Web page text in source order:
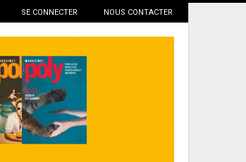
SE CONNECTER NOUS CONTACTER